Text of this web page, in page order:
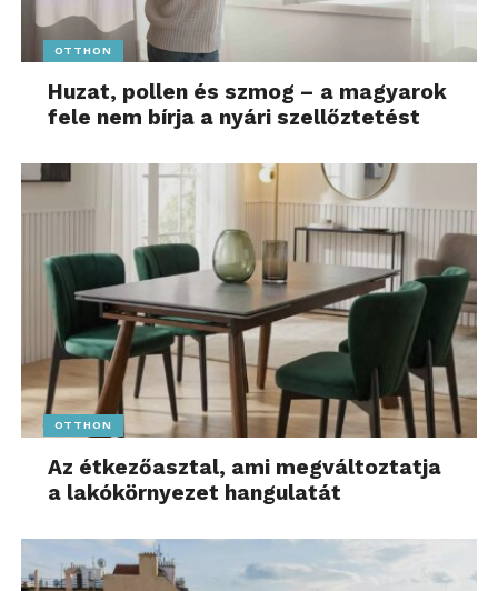
OTTHON
Huzat, pollen és szmog – a magyarok
fele nem bírja a nyári szellőztetést
OTTHON
Az étkezőasztal, ami megváltoztatja
a lakókörnyezet hangulatát